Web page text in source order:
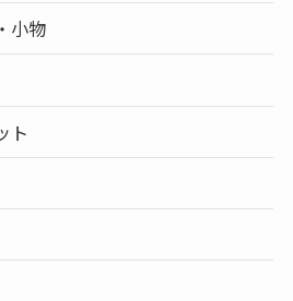
小物
ト